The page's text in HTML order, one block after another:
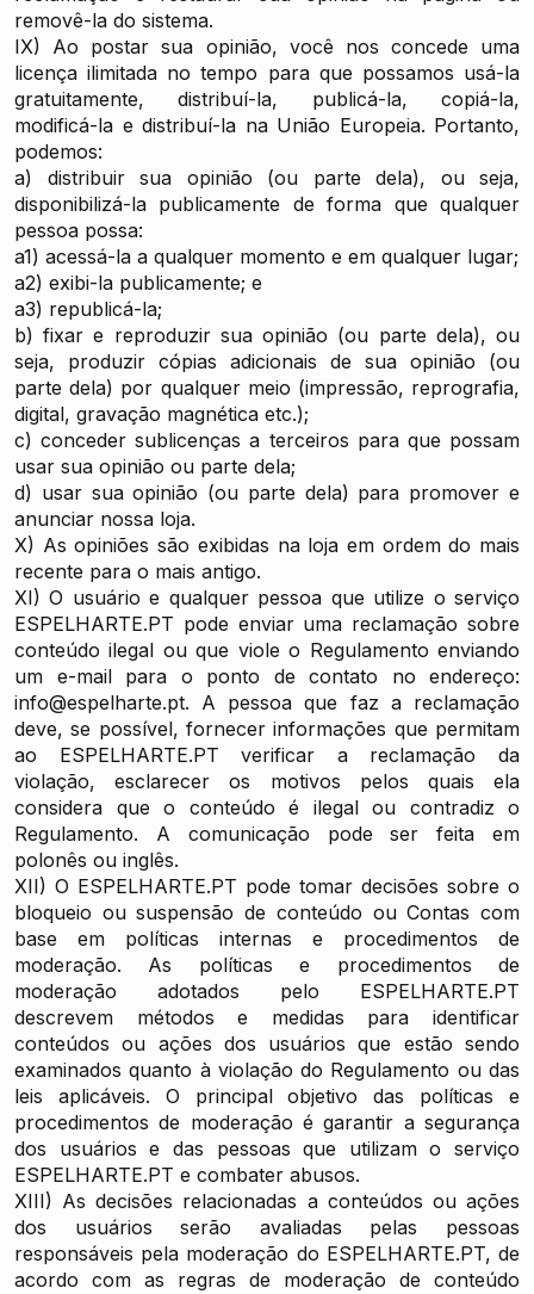
removê-la do sistema.
IX) Ao postar sua opinião, você nos concede uma
licença ilimitada no tempo para que possamos usá-la
gratuitamente, distribuí-la, publicá-la, copiá-la,
modificá-la e distribuí-la na União Europeia. Portanto,
podemos:
a) distribuir sua opinião (ou parte dela), ou seja,
disponibilizá-la publicamente de forma que qualquer
pessoa possa:
a1) acessá-la a qualquer momento e em qualquer lugar;
a2) exibi-la publicamente; e
a3) republicá-la;
b) fixar e reproduzir sua opinião (ou parte dela), ou
seja, produzir cópias adicionais de sua opinião (ou
parte dela) por qualquer meio (impressão, reprografia,
digital, gravação magnética etc.);
c) conceder sublicenças a terceiros para que possam
usar sua opinião ou parte dela;
d) usar sua opinião (ou parte dela) para promover e
anunciar nossa loja.
X) As opiniões são exibidas na loja em ordem do mais
recente para o mais antigo.
XI) O usuário e qualquer pessoa que utilize o serviço
ESPELHARTE.PT pode enviar uma reclamação sobre
conteúdo ilegal ou que viole o Regulamento enviando
um e-mail para o ponto de contato no endereço:
info@espelharte.pt. A pessoa que faz a reclamação
deve, se possível, fornecer informações que permitam
ao ESPELHARTE.PT verificar a reclamação da
violação, esclarecer os motivos pelos quais ela
considera que o conteúdo é ilegal ou contradiz o
Regulamento. A comunicação pode ser feita em
polonês ou inglês.
XII) O ESPELHARTE.PT pode tomar decisões sobre o
bloqueio ou suspensão de conteúdo ou Contas com
base em políticas internas e procedimentos de
moderação. As políticas e procedimentos de
moderação adotados pelo ESPELHARTE.PT
descrevem métodos e medidas para identificar
conteúdos ou ações dos usuários que estão sendo
examinados quanto à violação do Regulamento ou das
leis aplicáveis. O principal objetivo das políticas e
procedimentos de moderação é garantir a segurança
dos usuários e das pessoas que utilizam o serviço
ESPELHARTE.PT e combater abusos.
XIII) As decisões relacionadas a conteúdos ou ações
dos usuários serão avaliadas pelas pessoas
responsáveis pela moderação do ESPELHARTE.PT, de
acordo com as regras de moderação de conteúdo